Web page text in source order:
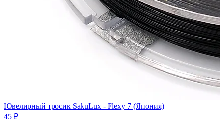
Ювелирный тросик SakuLux - Flexy 7 (Япония)
45 ₽